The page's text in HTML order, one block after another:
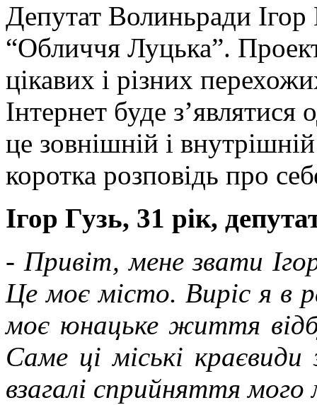
Депутат Волиньради Ігор
“Обличчя Луцька”.
цікавих і різних
Інтернет буде
це зовнішній і
коротка розповідь про
Ігор Гузь, 31 рік,
- Привіт, мене звати
Це моє місто. Виріс я в
моє юнацьке життя
Саме ці міські краєвиди
взагалі сприйняття мого